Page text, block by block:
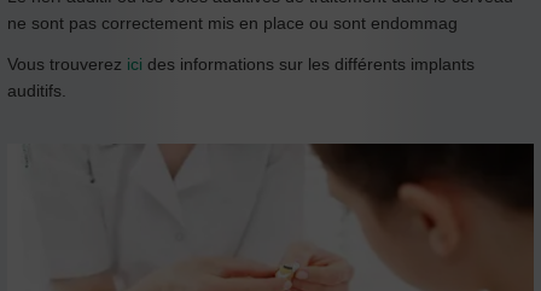
ne sont pas correctement mis en place ou sont endommag
Vous trouverez ici des informations sur les différents implants
auditifs.